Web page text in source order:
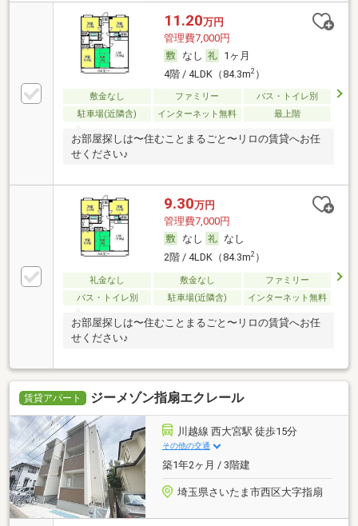
11.20万円
管理費7,000円
なし
1ヶ月
4階 / 4LDK（84.3m2）
敷金なし ファミリー
バス・トイレ別
駐車場(近隣含)
インターネット無料 最上階
お部屋探しは〜住むことまるごと〜リロの賃貸へお任
せください♪
9.30万円
管理費7,000円
なし
なし
2階 / 4LDK（84.3m2）
礼金なし 敷金なし
ファミリー
バス・トイレ別
駐車場(近隣含) インターネット無料
お部屋探しは〜住むことまるごと〜リロの賃貸へお任
せください♪
賃貸アパート ジーメゾン指扇エクレール
川越線 西大宮駅 徒歩15分
その他の交通
築1年2ヶ月 / 3階建
埼玉県さいたま市西区大字指扇